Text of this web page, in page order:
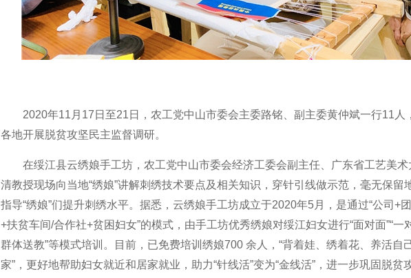
2020年11月17日至21日，农工党中山市委会主委路铭、副主委黄仲斌一行11人，
各地开展脱贫攻坚民主监督调研。
在绥江县云绣娘手工坊，农工党中山市委会经济工委会副主任、广东省工艺美术
清教授现场向当地“绣娘”讲解刺绣技术要点及相关知识，穿针引线做示范，毫无保留
指导“绣娘”们提升刺绣水平。 据悉， 云绣娘手工坊成立于2020年5月， 是通过“公司+
+扶贫车间/合作社+贫困妇女”的模式，由手工坊优秀绣娘对绥江妇女进行“面对面”“一
群体送教”等模式培训 。
目前，已免费培训绣娘700 余人，“背着娃、绣着花、养活自
家”，更好地帮助妇女就近和居家就业，助力“针线活”变为“金线活”，进一步巩固脱贫